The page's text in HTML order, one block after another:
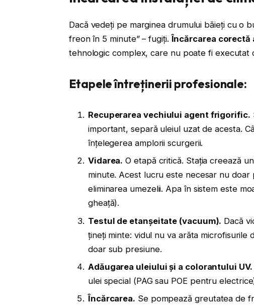
Dacă vedeți pe marginea drumului băieți cu o
freon în 5 minute” – fugiți. Încărcarea
tehnologic complex, care nu poate fi executat
Etapele întreținerii profesionale:
Recuperarea vechiului agent frigorific.
important, separă uleiul uzat de acesta.
înțelegerea amplorii scurgerii.
Vidarea. O etapă critică. Stația creează
minute. Acest lucru este necesar nu
eliminarea umezelii. Apa în sistem este
gheață).
Testul de etanșeitate (vacuum). Dacă
țineți minte: vidul nu va arăta
doar sub presiune.
Adăugarea uleiului și a colorantului UV.
ulei special (PAG sau POE pentru
Încărcarea. Se pompează greutatea de